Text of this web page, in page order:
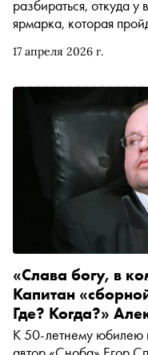
17 апреля 2026 г.
разбираться, откуда
ярмарка, которая
где ремесло
настоящим. Более 60
мастер-классы и
нить». Регионовед
культурной
идентичности
проектах, на которые
«Слава богу, в
Капитан
Где? Когда?»
К 50-летнему юбилею